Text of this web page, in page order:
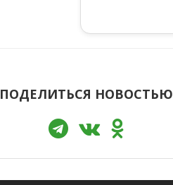
ПОДЕЛИТЬСЯ НОВОСТЬЮ